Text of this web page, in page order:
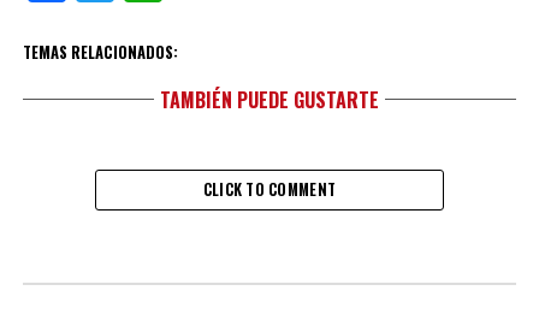
TEMAS RELACIONADOS:
TAMBIÉN PUEDE GUSTARTE
CLICK TO COMMENT